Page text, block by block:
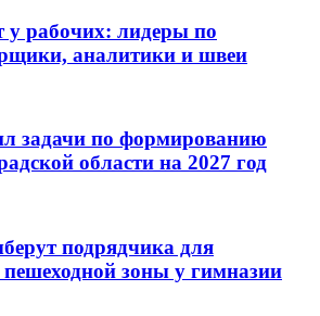
у рабочих: лидеры по
аналитики и швеи
задачи по формированию
области на 2027 год
подрядчика для
пешеходной зоны у гимназии